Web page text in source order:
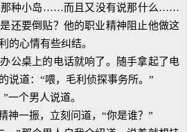
那种小岛……而且又没有说那什么……
还要倒贴？他的职业精神阻止他做这
的心情有些纠结。
桌上的电话就响了。随手拿起了电
说道：“喂，毛利侦探事务所。”
个男人说道。
一振，立刻问道，“你是谁？”